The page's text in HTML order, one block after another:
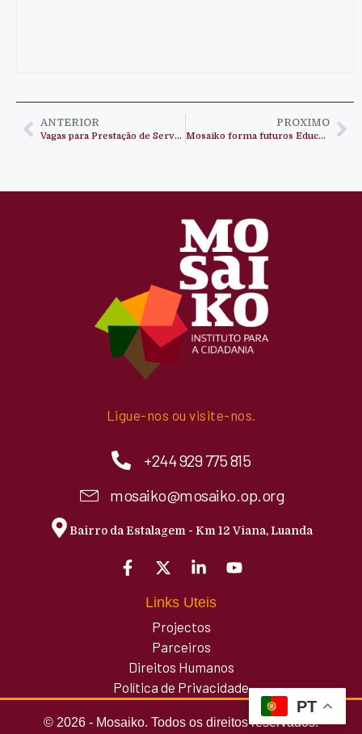
ANTERIOR
Vagas para Prestação de Serviços em Angola e Portugal
PROXIMO
Mosaiko forma futuros Educadores de Infância
Ligue-nos ou visite-nos.
+244 929 775 815
mosaiko@mosaiko.op.org
Bairro da Estalagem - Km 12 Viana, Luanda
Links Uteis
Projectos
Parceiros
Direitos Humanos
Política de Privacidade
© 2026 - Mosaiko. Todos os direitos reservados.
PT